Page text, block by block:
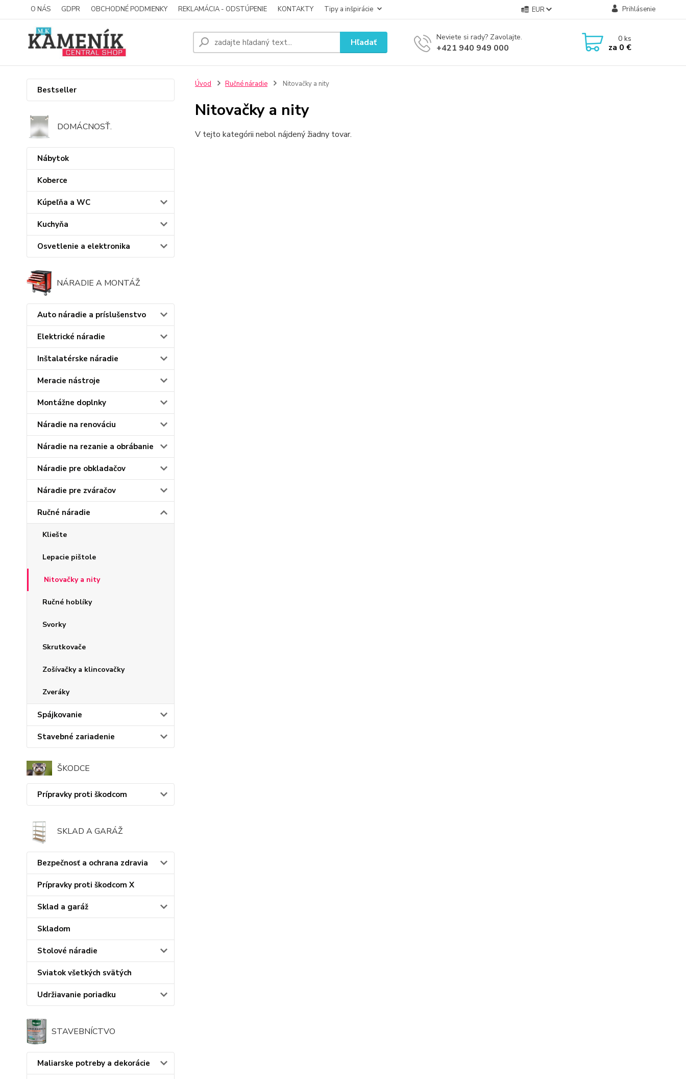
O NÁS GDPR OBCHODNÉ PODMIENKY REKLAMÁCIA - ODSTÚPENIE KONTAKTY Tipy a inšpirácie EUR Prihlásenie
Hľadať Neviete si rady? Zavolajte.
+421 940 949 000
0ks
za 0 €
Bestseller
DOMÁCNOSŤ.
Nábytok
Koberce
Kúpeľňa a WC
Kuchyňa
Osvetlenie a elektronika
NÁRADIE A MONTÁŽ
Auto náradie a príslušenstvo
Elektrické náradie
Inštalatérske náradie
Meracie nástroje
Montážne doplnky
Náradie na renováciu
Náradie na rezanie a obrábanie
Náradie pre obkladačov
Náradie pre zváračov
Ručné náradie
Kliešte
Lepacie pištole
Nitovačky a nity
Ručné hoblíky
Svorky
Skrutkovače
Zošívačky a klincovačky
Zveráky
Spájkovanie
Stavebné zariadenie
ŠKODCE
Prípravky proti škodcom
SKLAD A GARÁŽ
Bezpečnosť a ochrana zdravia
Prípravky proti škodcom X
Sklad a garáž
Skladom
Stolové náradie
Sviatok všetkých svätých
Udržiavanie poriadku
STAVEBNÍCTVO
Maliarske potreby a dekorácie
Úvod Ručné náradie Nitovačky a nity
Nitovačky a nity
V tejto kategórii nebol nájdený žiadny tovar.